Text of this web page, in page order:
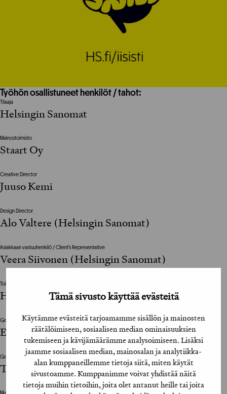
Tämä sivusto käyttää evästeitä
Käytämme evästeitä tarjoamamme sisällön ja mainosten
räätälöimiseen, sosiaalisen median ominaisuuksien
tukemiseen ja kävijämäärämme analysoimiseen. Lisäksi
jaamme sosiaalisen median, mainosalan ja analytiikka-
alan kumppaneillemme tietoja siitä, miten käytät
sivustoamme. Kumppanimme voivat yhdistää näitä
tietoja muihin tietoihin, joita olet antanut heille tai joita
Työhön osallistuneet henkilöt / tahot:
Tilaaja
Helsingin Sanomat
Mainostoimisto
Staart Oy
Creative Director
Juuso Kemi
Design Director
Alo Valtere (Helsingin Sanomat)
Asiakkaan vastuuhenkilö / Client’s Representative
Veera Siivonen (Helsingin Sanomat)
Toimittaja / Editor
Hanna Syrjälä (Helsingin Sanomat)
Graafinen suunnittelija / Graphic Designer
Elisa Bestetti (Helsingin Sanomat)
Graafinen suunnittelija / Graphic Designer
Timo Myllymäki (Helsingin Sanomat)